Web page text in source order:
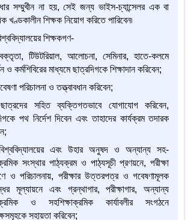
সম্মুখীন না হয়, সেই জন্য ভাইস-চ্যান্সেলর এক বা
খণ্ডকালীন শিক্ষক নিয়োগ করিতে পারিবেন৷
শিক্ষকগণ-
টিউটরিয়াল, আলোচনা, সেমিনার, হাতে-কলমে
ও কর্মশিবিরের মাধ্যমে ছাত্রদিগকে শিক্ষাদান করিবেন;
পরিচালনা ও তত্ত্বাবধান করিবেন;
সহিত ব্যক্তিগতভাবে যোগাযোগ করিবেন,
পথ নির্দেশ দিবেন এবং তাহাদের কার্যক্রম তদারক
এবং উহার অনুষদ ও অন্যান্য সহ-
সংস্থার পাঠ্যক্রম ও পাঠ্যসূচী প্রণয়নে, পরীক্ষা
ও পরিচালনায়, পরীক্ষার উত্তরপত্র ও গবেষণামূলক
মূল্যায়নে এবং গ্রন্থাগার, পরীক্ষাগার, অন্যান্য
ও সহশিক্ষাক্রমিক কার্যাবলীর সংগঠনে
সহায়তা করিবেন;